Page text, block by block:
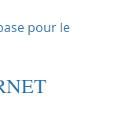
pour le